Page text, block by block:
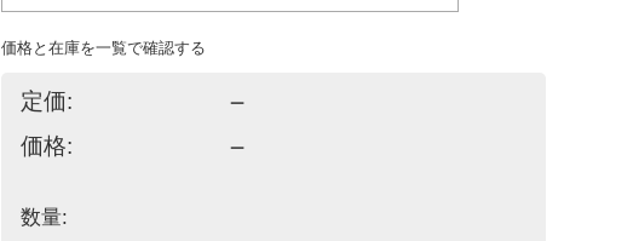
価格と在庫を一覧で確認する
定価: －
価格: －
数量: